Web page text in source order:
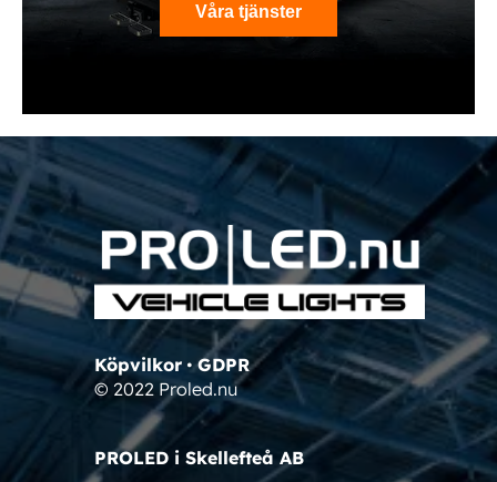
Våra tjänster
Köpvilkor•GDPR
© 2022 Proled.nu
PROLED i Skellefteå AB